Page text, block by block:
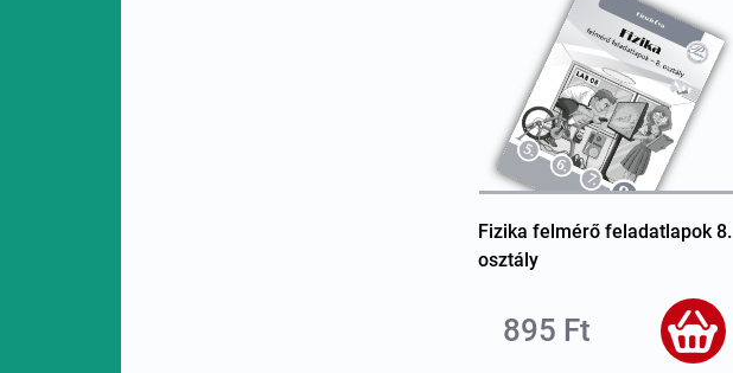
Fizika felmérő feladatlapok 8.
osztály
895 Ft